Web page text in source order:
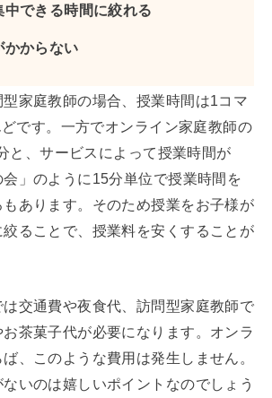
できる時間に絞れる
かからない
家庭教師の場合、授業時間は1コマ
です。一方でオンライン家庭教師の
と、サービスによって授業時間が
」のように15分単位で授業時間を
あります。そのため授業をお子様が
ることで、授業料を安くすることが
は交通費や夜食代、訪問型家庭教師で
茶菓子代が必要になります。オンラ
、このような費用は発生しません。
いのは嬉しいポイントなのでしょう